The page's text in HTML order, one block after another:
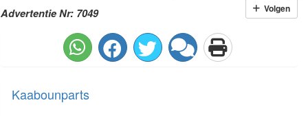
Advertentie Nr: 7049 Volgen
Kaabounparts